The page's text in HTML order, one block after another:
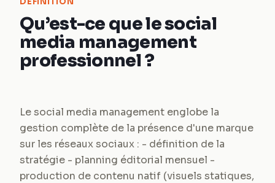
Qu’est-ce que le social
media management
professionnel ?
Le social media management englobe la
gestion complète de la présence d'une marque
sur les réseaux sociaux : - définition de la
stratégie - planning éditorial mensuel -
production de contenu natif (visuels statiques,